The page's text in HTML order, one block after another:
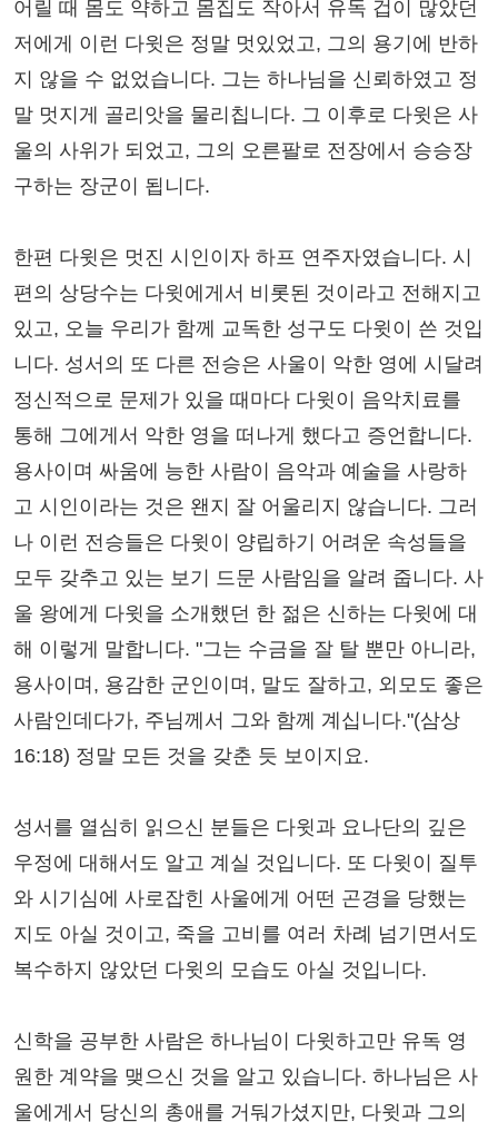
어릴 때 몸도 약하고 몸집도 작아서 유독 겁이 많았던
저에게 이런 다윗은 정말 멋있었고, 그의 용기에 반하
지 않을 수 없었습니다. 그는 하나님을 신뢰하였고 정
말 멋지게 골리앗을 물리칩니다. 그 이후로 다윗은 사
울의 사위가 되었고, 그의 오른팔로 전장에서 승승장
구하는 장군이 됩니다.
한편 다윗은 멋진 시인이자 하프 연주자였습니다. 시
편의 상당수는 다윗에게서 비롯된 것이라고 전해지고
있고, 오늘 우리가 함께 교독한 성구도 다윗이 쓴 것입
니다. 성서의 또 다른 전승은 사울이 악한 영에 시달려
정신적으로 문제가 있을 때마다 다윗이 음악치료를
통해 그에게서 악한 영을 떠나게 했다고 증언합니다.
용사이며 싸움에 능한 사람이 음악과 예술을 사랑하
고 시인이라는 것은 왠지 잘 어울리지 않습니다. 그러
나 이런 전승들은 다윗이 양립하기 어려운 속성들을
모두 갖추고 있는 보기 드문 사람임을 알려 줍니다. 사
울 왕에게 다윗을 소개했던 한 젊은 신하는 다윗에 대
해 이렇게 말합니다. "그는 수금을 잘 탈 뿐만 아니라,
용사이며, 용감한 군인이며, 말도 잘하고, 외모도 좋은
사람인데다가, 주님께서 그와 함께 계십니다."(삼상
16:18) 정말 모든 것을 갖춘 듯 보이지요.
성서를 열심히 읽으신 분들은 다윗과 요나단의 깊은
우정에 대해서도 알고 계실 것입니다. 또 다윗이 질투
와 시기심에 사로잡힌 사울에게 어떤 곤경을 당했는
지도 아실 것이고, 죽을 고비를 여러 차례 넘기면서도
복수하지 않았던 다윗의 모습도 아실 것입니다.
신학을 공부한 사람은 하나님이 다윗하고만 유독 영
원한 계약을 맺으신 것을 알고 있습니다. 하나님은 사
울에게서 당신의 총애를 거둬가셨지만, 다윗과 그의